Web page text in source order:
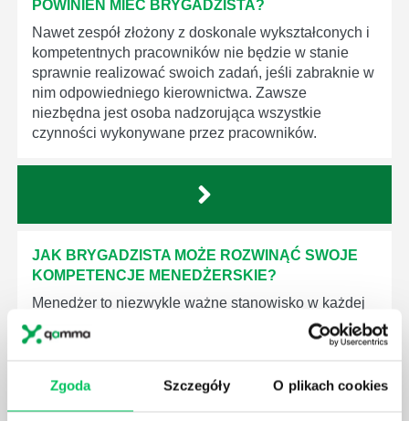
Zgoda Szczegóły O plikach cookies
POWINIEN MIEĆ BRYGADZISTA?
Nawet zespół złożony z doskonale wykształconych i
kompetentnych pracowników nie będzie w stanie
sprawnie realizować swoich zadań, jeśli zabraknie w
nim odpowiedniego kierownictwa. Zawsze
niezbędna jest osoba nadzorująca wszystkie
czynności wykonywane przez pracowników.
JAK BRYGADZISTA MOŻE ROZWINĄĆ SWOJE
KOMPETENCJE MENEDŻERSKIE?
Menedżer to niezwykle ważne stanowisko w każdej
firmie. Osoba je pełniąca jest w pełni odpowiedzialna
za realizację działań podległych mu osób oraz